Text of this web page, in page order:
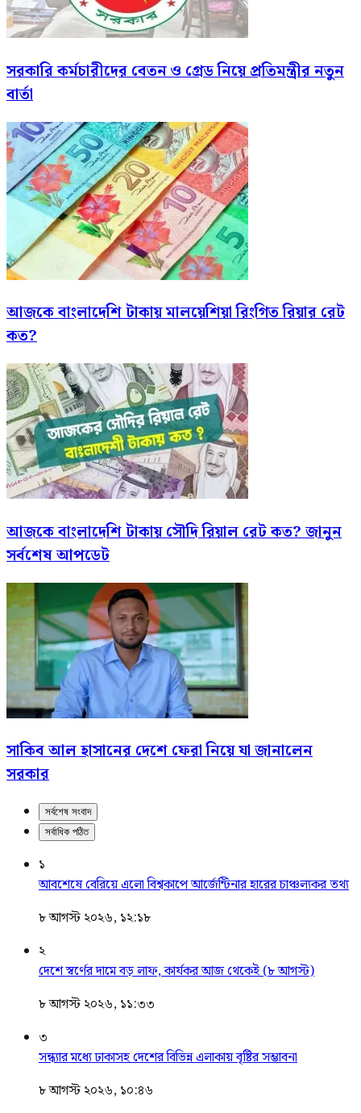
সরকারি কর্মচারীদের বেতন ও গ্রেড নিয়ে প্রতিমন্ত্রীর নতুন
বার্তা
আজকে বাংলাদেশি টাকায় মালয়েশিয়া রিংগিত রিয়ার রেট
কত?
আজকে বাংলাদেশি টাকায় সৌদি রিয়াল রেট কত? জানুন
সর্বশেষ আপডেট
সাকিব আল হাসানের দেশে ফেরা নিয়ে যা জানালেন
সরকার
সর্বশেষ সংবাদ
সর্বাধিক পঠিত
১
আবশেষে বেরিয়ে এলো বিশ্বকাপে আর্জেন্টিনার হারের চাঞ্চল্যকর তথ্য
৮ আগস্ট ২০২৬, ১২:১৮
২
দেশে স্বর্ণের দামে বড় লাফ, কার্যকর আজ থেকেই (৮ আগস্ট)
৮ আগস্ট ২০২৬, ১১:৩৩
৩
সন্ধ্যার মধ্যে ঢাকাসহ দেশের বিভিন্ন এলাকায় বৃষ্টির সম্ভাবনা
৮ আগস্ট ২০২৬, ১০:৪৬